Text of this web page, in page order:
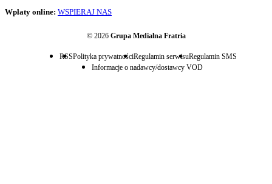
Wpłaty online: WSPIERAJ NAS
© 2026 Grupa Medialna Fratria
RSSPolityka prywatnościRegulamin serwisuRegulamin SMS
Informacje o nadawcy/dostawcy VOD